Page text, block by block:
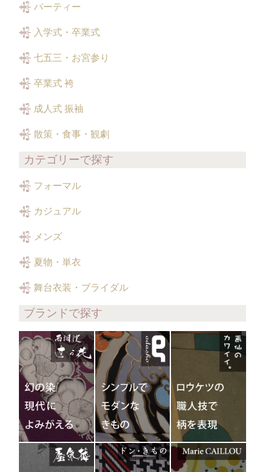
パーティー
入学式・卒業式
七五三・お宮参り
卒業式 袴
成人式 振袖
散策・食事・観劇
カテゴリーで探す
フォーマル
カジュアル
メンズ
夏物・単衣
舞台衣装・ブライダル
ブランドで探す